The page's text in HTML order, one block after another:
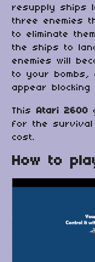
resupply ships
three enemies
to eliminate
the ships to
enemies will
to your bombs,
appear
This Atari 2600
for the survival
cost.
How to